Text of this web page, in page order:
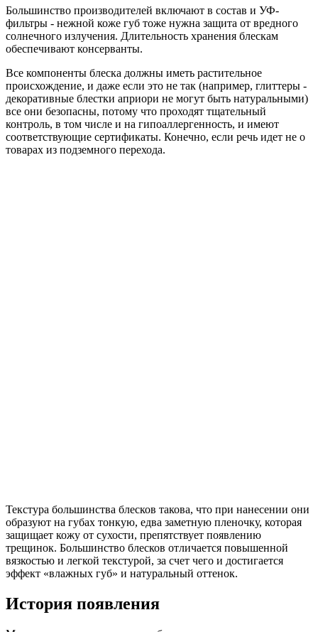
Большинство производителей включают в состав и УФ-
фильтры - нежной коже губ тоже нужна защита от вредного
солнечного излучения. Длительность хранения блескам
обеспечивают консерванты.
Все компоненты блеска должны иметь растительное
происхождение, и даже если это не так (например, глиттеры -
декоративные блестки априори не могут быть натуральными)
все они безопасны, потому что проходят тщательный
контроль, в том числе и на гипоаллергенность, и имеют
соответствующие сертификаты. Конечно, если речь идет не о
товарах из подземного перехода.
Текстура большинства блесков такова, что при нанесении они
образуют на губах тонкую, едва заметную пленочку, которая
защищает кожу от сухости, препятствует появлению
трещинок. Большинство блесков отличается повышенной
вязкостью и легкой текстурой, за счет чего и достигается
эффект «влажных губ» и натуральный оттенок.
История появления